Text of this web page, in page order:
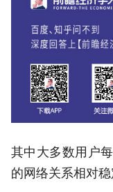
其中大多数用户
的网络关系相对稳